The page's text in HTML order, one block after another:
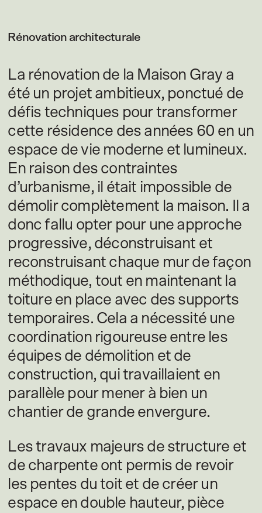
Rénovation architecturale
La rénovation de la Maison Gray a
été un projet ambitieux, ponctué de
défis techniques pour transformer
cette résidence des années 60 en un
espace de vie moderne et lumineux.
En raison des contraintes
d’urbanisme, il était impossible de
démolir complètement la maison. Il a
donc fallu opter pour une approche
progressive, déconstruisant et
reconstruisant chaque mur de façon
méthodique, tout en maintenant la
toiture en place avec des supports
temporaires. Cela a nécessité une
coordination rigoureuse entre les
équipes de démolition et de
construction, qui travaillaient en
parallèle pour mener à bien un
chantier de grande envergure.
Les travaux majeurs de structure et
de charpente ont permis de revoir
les pentes du toit et de créer un
espace en double hauteur, pièce